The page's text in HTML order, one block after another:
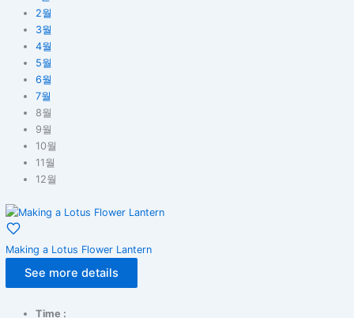
2월
3월
4월
5월
6월
7월
8월
9월
10월
11월
12월
Making a Lotus Flower Lantern
See more details
Time :